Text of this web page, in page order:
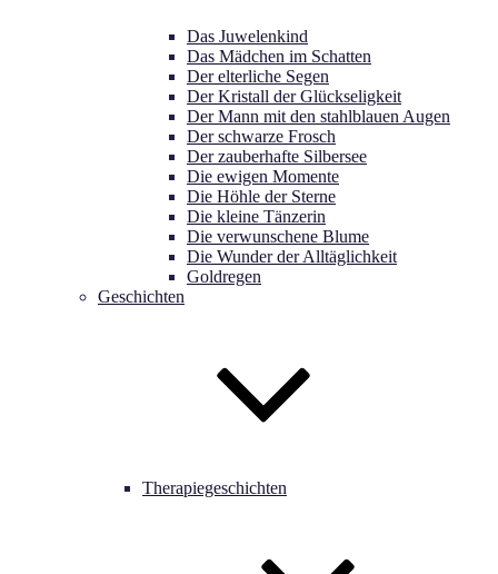
Das Juwelenkind
Das Mädchen im Schatten
Der elterliche Segen
Der Kristall der Glückseligkeit
Der Mann mit den stahlblauen Augen
Der schwarze Frosch
Der zauberhafte Silbersee
Die ewigen Momente
Die Höhle der Sterne
Die kleine Tänzerin
Die verwunschene Blume
Die Wunder der Alltäglichkeit
Goldregen
Geschichten
Therapiegeschichten